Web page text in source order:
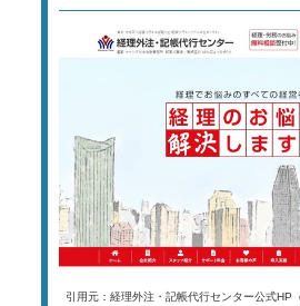
引用元：経理外注・記帳代行センター公式HP